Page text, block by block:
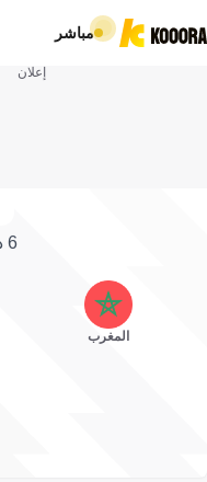
مباشر
إعلان
6 ديسمبر 2022
المغرب